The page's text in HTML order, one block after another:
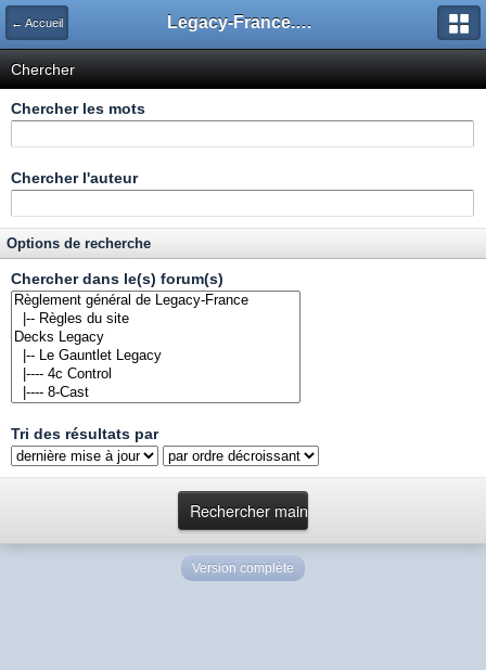
← Accueil Legacy-France.org - Forum
Chercher
Chercher les mots
Chercher l'auteur
Options de recherche
Chercher dans le(s) forum(s)
Tri des résultats par
Version complète